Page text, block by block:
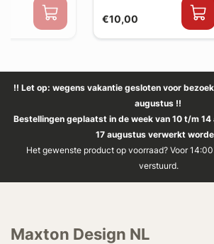
€10,00
!! Let op: wegens vakantie gesloten voor
augustus !!
Bestellingen geplaatst in de week van 10 t/m
17 augustus verwerkt
Het gewenste product op voorraad? Voor
verstuurd.
Maxton Design NL